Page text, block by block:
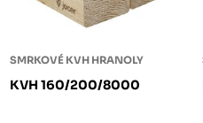
SMRKOVÉ KVH HRANOLY
KVH 160/200/8000